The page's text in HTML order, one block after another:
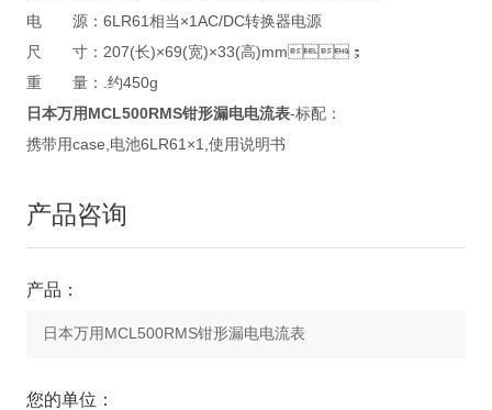
电 源：6LR61相当×1AC/DC转换器电源
尺 寸：207(长)×69(宽)×33(高)mm；
重 量：.约450g
日本万用MCL500RMS钳形漏电电流表-标配：
携带用case,电池6LR61×1,使用说明书
产品咨询
产品：
您的单位：